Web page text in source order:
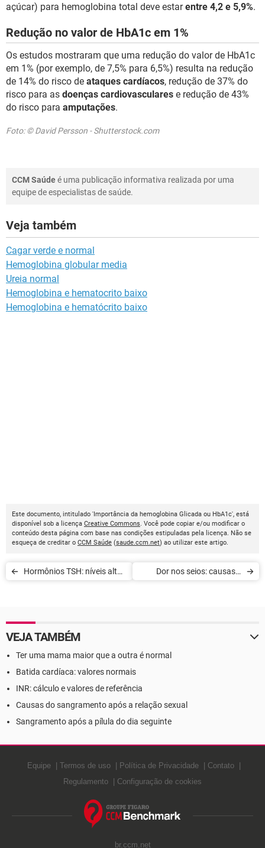
açúcar) para hemoglobina total deve estarentre 4,2 e 5,9%.
Redução no valor de HbA1c em 1%
Os estudos mostraram que uma redução do valor de HbA1c
em 1% (por exemplo, de 7,5% para 6,5%) resulta na redução
de 14% do risco de ataques cardíacos, redução de 37% do
risco para as doenças cardiovasculares e redução de 43%
do risco para amputações.
Foto: © David Persson - Shutterstock.com
CCM Saúdeé uma publicação informativa realizada por uma
equipe de especialistas de saúde.
Veja também
Cagar verde e normal
Hemoglobina globular media
Ureia normal
Hemoglobina e hematocrito baixo
Hemoglobina e hematócrito baixo
Este documento, intitulado 'Importância da hemoglobina Glicada ou HbA1c', está
disponível sob a licença Creative Commons. Você pode copiar e/ou modificar o
conteúdo desta página com base nas condições estipuladas pela licença. Não se
esqueça de creditar o CCM Saúde (saude.ccm.net) ao utilizar este artigo.
Hormônios TSH: níveis altos
Dor nos seios: causas e
VEJA TAMBÉM
Ter uma mama maior que a outra é normal
Batida cardíaca: valores normais
INR: cálculo e valores de referência
Causas do sangramento após a relação sexual
Sangramento após a pílula do dia seguinte
Equipe Termos de uso Política de Privacidade
Contato
Regulamento
Configuração de cookies
br.ccm.net